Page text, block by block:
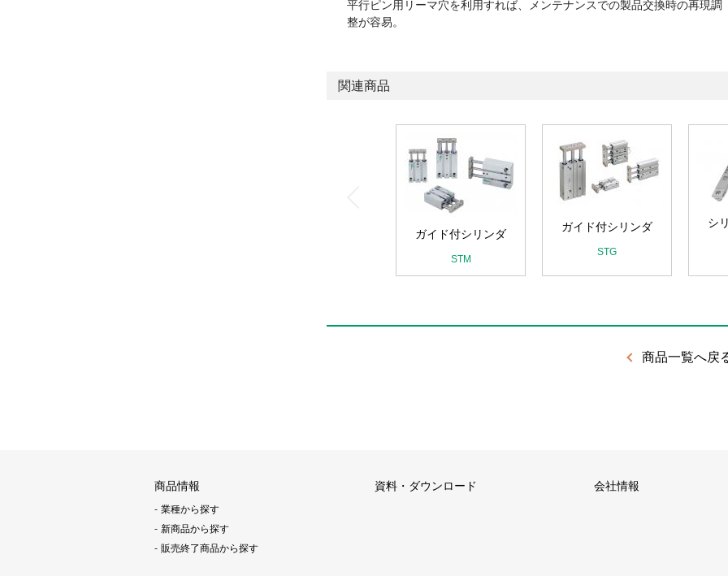
平行ピン用リーマ穴を利用すれば、メンテナンスでの製品交換時の再現調
整が容易。
関連商品
ガイド付シリンダ
STM
ガイド付シリンダ
STG
シ
商品一覧へ戻
商品情報
業種から探す
新商品から探す
販売終了商品から探す
資料・ダウンロード 会社情報